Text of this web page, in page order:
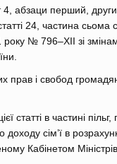
4, абзаци перший,
24, частина сьома
№ 796–ХІІ зі
прав і свобод
в частині
сім’ї в
Кабінетом Міністрів